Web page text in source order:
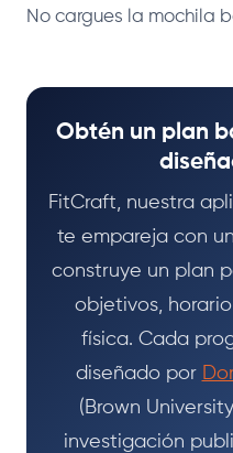
No cargues la mochila
Obtén un plan
FitCraft, nuestra
te empareja con
construye un plan
objetivos,
física. Cada
diseñado por
(Brown
investigación